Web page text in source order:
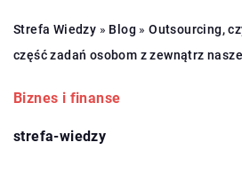
Strefa Wiedzy » Blog »Outsourcing,
część zadań osobom z zewnątrz
Biznes i finanse
strefa-wiedzy